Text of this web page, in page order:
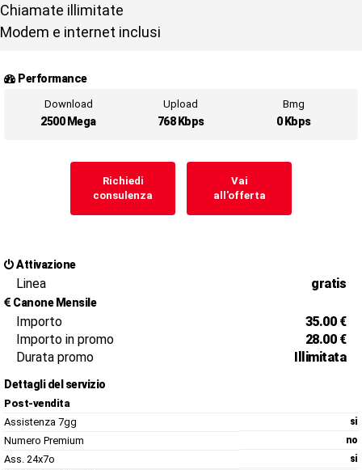
Chiamate illimitate
Modem e internet inclusi
Performance
Download
2500 Mega
Upload
768 Kbps
Bmg
0 Kbps
Richiedi
consulenza
Vai
all'offerta
Attivazione
Linea gratis
Canone Mensile
Importo
35.00 €
Importo in promo
28.00 €
Durata promo
Illimitata
Dettagli del servizio
Post-vendita
Assistenza 7gg
si
Numero Premium no
Ass. 24x7o si